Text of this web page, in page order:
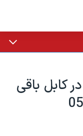
در کابل باقی